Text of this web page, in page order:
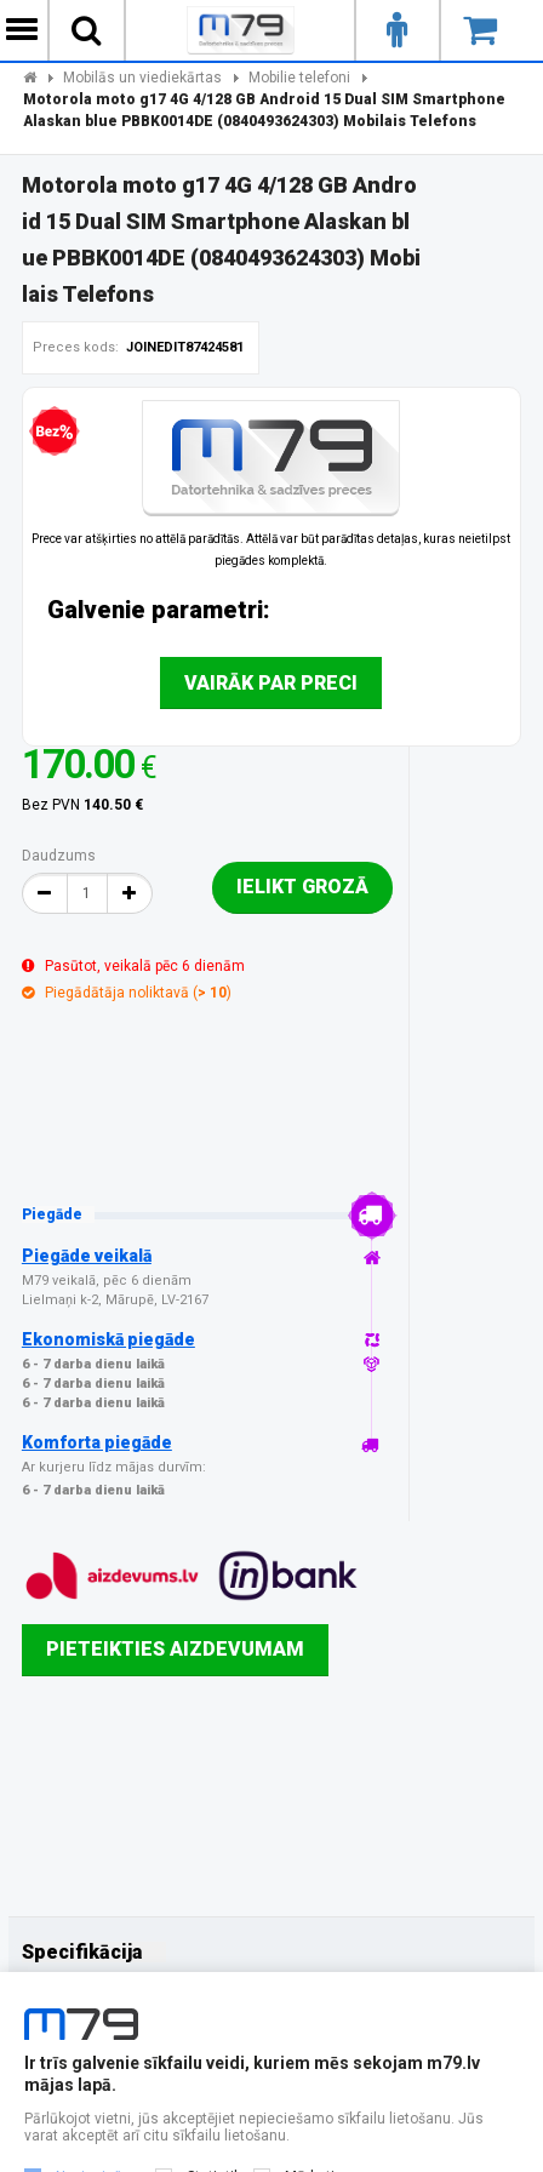
Mobilās un viediekārtas
Mobilie telefoni
Motorola moto g17 4G 4/128 GB Android 15 Dual SIM Smartphone
Alaskan blue PBBK0014DE (0840493624303) Mobilais Telefons
Motorola moto g17 4G 4/128 GB Andro
id 15 Dual SIM Smartphone Alaskan bl
ue PBBK0014DE (0840493624303) Mobi
lais Telefons
Preces kods: JOINEDIT87424581
kredīts
Prece var atšķirties no attēlā parādītās. Attēlā var būt parādītas detaļas, kuras neietilpst
piegādes komplektā.
Galvenie parametri:
VAIRĀK PAR PRECI
170.00 €
Bez PVN 140.50 €
Daudzums
IELIKT GROZĀ
Pasūtot, veikalā pēc 6 dienām
Piegādātāja noliktavā (> 10)
Piegāde
Piegāde veikalā
M79 veikalā, pēc 6 dienām
Lielmaņi k-2, Mārupē, LV-2167
Ekonomiskā piegāde
6 - 7 darba dienu laikā
6 - 7 darba dienu laikā
6 - 7 darba dienu laikā
Komforta piegāde
Ar kurjeru līdz mājas durvīm:
6 - 7 darba dienu laikā
PIETEIKTIES AIZDEVUMAM
Specifikācija
Papildus
Ir trīs galvenie sīkfailu veidi, kuriem mēs sekojam m79.lv
mājas lapā.
Pārlūkojot vietni, jūs akceptējiet nepieciešamo sīkfailu lietošanu. Jūs
varat akceptēt arī citu sīkfailu lietošanu.